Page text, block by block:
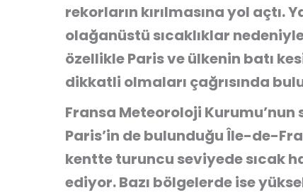
rekorların kırılmasına yol açtı.
olağanüstü sıcaklıklar
özellikle Paris ve ülkenin batı
dikkatli olmaları çağrısında
Fransa Meteoroloji
Paris’in de bulunduğu Île-de-
kentte turuncu seviyede sıcak
ediyor. Bazı bölgelerde ise